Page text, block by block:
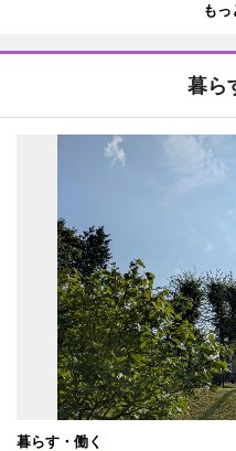
もっ
暮ら
暮らす・働く